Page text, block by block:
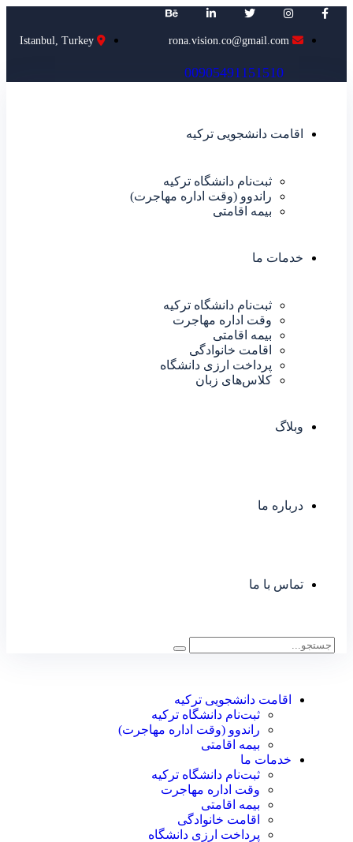
rona.vision.co@gmail.com
Istanbul, Turkey
00905491151510
اقامت دانشجویی ترکیه
ثبت‌نام دانشگاه ترکیه
راندوو (وقت اداره مهاجرت)
بیمه اقامتی
خدمات ما
ثبت‌نام دانشگاه ترکیه
وقت اداره مهاجرت
بیمه اقامتی
اقامت خانوادگی
پرداخت ارزی دانشگاه
کلاس‌های زبان
وبلاگ
درباره ما
تماس با ما
اقامت دانشجویی ترکیه
ثبت‌نام دانشگاه ترکیه
راندوو (وقت اداره مهاجرت)
بیمه اقامتی
خدمات ما
ثبت‌نام دانشگاه ترکیه
وقت اداره مهاجرت
بیمه اقامتی
اقامت خانوادگی
پرداخت ارزی دانشگاه